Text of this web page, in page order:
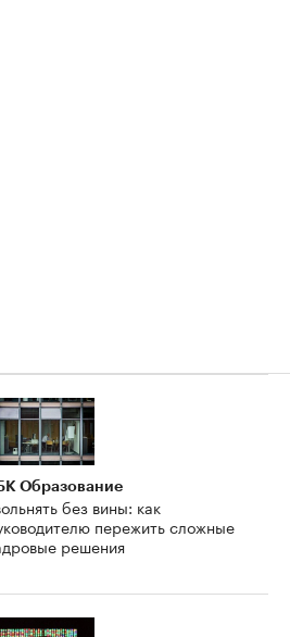
Образование
без вины: как
пережить сложные
решения